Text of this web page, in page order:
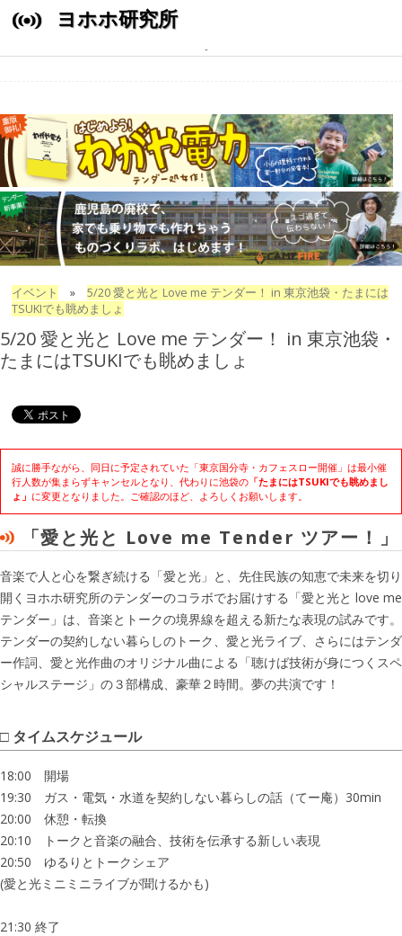
ヨホホ研究所
イベント » 5/20 愛と光と Love me テンダー！ in 東京池袋・たまには
TSUKIでも眺めましょ
5/20 愛と光と Love me テンダー！ in 東京池袋・
たまにはTSUKIでも眺めましょ
誠に勝手ながら、同日に予定されていた「東京国分寺・カフェスロー開催」は最小催
行人数が集まらずキャンセルとなり、代わりに池袋の「たまにはTSUKIでも眺めまし
ょ」 に変更となりました。ご確認のほど、よろしくお願いします。
「愛と光と Love me Tender ツアー！」
音楽で人と心を繋ぎ続ける「愛と光」と、先住民族の知恵で未来を切り
開くヨホホ研究所のテンダーのコラボでお届けする「愛と光と love me
テンダー」は、音楽とトークの境界線を超える新たな表現の試みです。
テンダーの契約しない暮らしのトーク、愛と光ライブ、さらにはテンダ
ー作詞、愛と光作曲のオリジナル曲による「聴けば技術が身につくスペ
シャルステージ」の３部構成、豪華２時間。夢の共演です！
タイムスケジュール
18:00 開場
19:30 ガス・電気・水道を契約しない暮らしの話（てー庵）30min
20:00 休憩・転換
20:10 トークと音楽の融合、技術を伝承する新しい表現
20:50 ゆるりとトークシェア
(愛と光ミニミニライブが聞けるかも)
21:30 終了